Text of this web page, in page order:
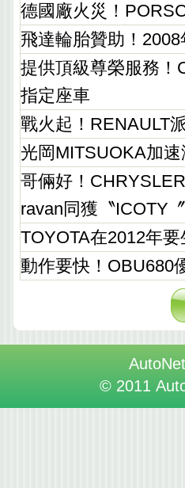
德國廠火災！
飛達輪胎贊助！
提供頂級尊榮服務！
指定座車
戰火起！RENAULT
光岡MITSUOKA加
哥倆好！
ravan同獲〝ICOTY
TOYOTA在2012年要
動作要快！OBU680
© 2011